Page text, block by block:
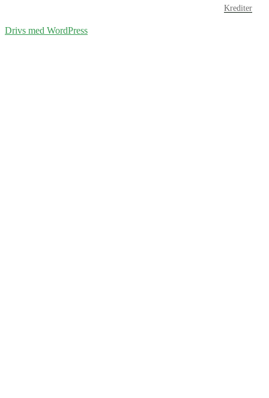
Krediter
Drivs med WordPress